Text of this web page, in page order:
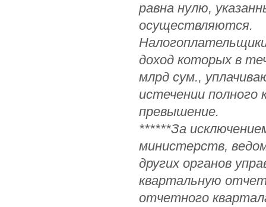
равна нулю,
осуществляются.
доход которых в
млрд сум.,
истечении
превышение.
******За
министерств,
других органов
квартальную
отчетного